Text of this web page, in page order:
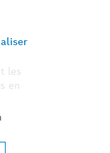
les
en